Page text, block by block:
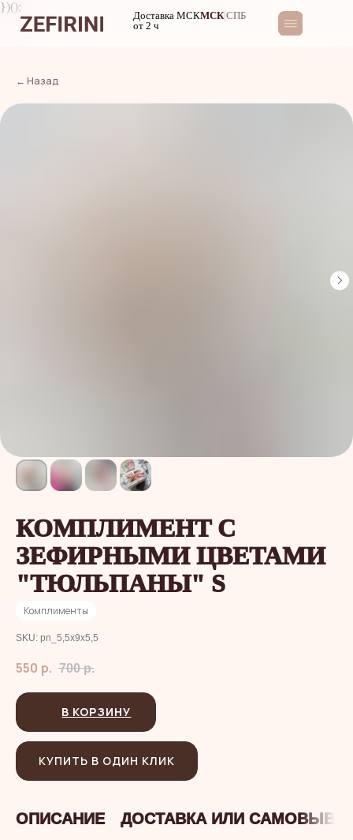
})(); Доставка МСК
от 2 ч
СПБ
← Назад
КОМПЛИМЕНТ С
ЗЕФИРНЫМИ ЦВЕТАМИ
"ТЮЛЬПАНЫ" S
Комплименты
SKU: pn_5,5х9х5,5
550 р. 700 р.
В КОРЗИНУ
КУПИТЬ В ОДИН КЛИК
ОПИСАНИЕ ДОСТАВКА ИЛИ